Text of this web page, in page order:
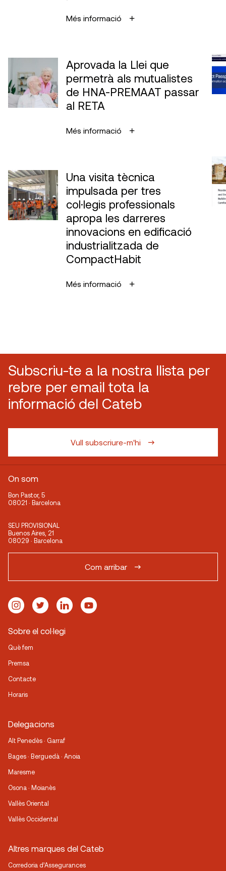
Més informació
Aprovada la Llei que
permetrà als mutualistes
de HNA-PREMAAT passar
al RETA
Més informació
Una visita tècnica
impulsada per tres
col·legis professionals
apropa les darreres
innovacions en edificació
industrialitzada de
CompactHabit
Més informació
Subscriu-te a la nostra llista per
rebre per email tota la
informació del Cateb
Vull subscriure-m'hi
On som
Bon Pastor, 5
08021 · Barcelona
SEU PROVISIONAL
Buenos Aires, 21
08029 · Barcelona
Com arribar
Sobre el col·legi
Què fem
Premsa
Contacte
Horaris
Delegacions
Alt Penedès · Garraf
Bages · Berguedà · Anoia
Maresme
Osona · Moianès
Vallès Oriental
Vallès Occidental
Altres marques del Cateb
Corredoria d’Assegurances